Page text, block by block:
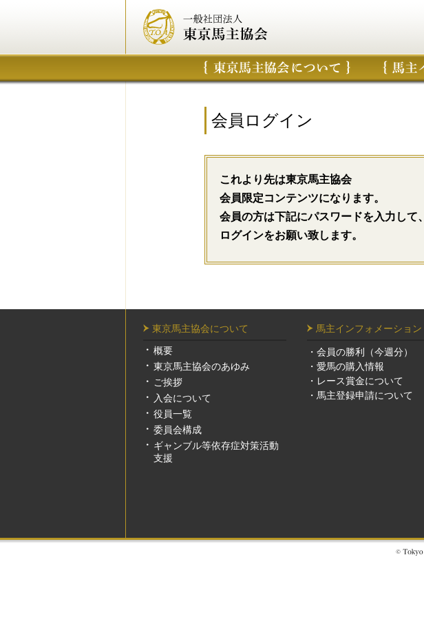
会員ログイン
これより先は東京馬主協会
会員限定コンテンツになります。
会員の方は下記にパスワードを入力して、
ログインをお願い致します。
東京馬主協会について
概要
東京馬主協会のあゆみ
ご挨拶
入会について
役員一覧
委員会構成
ギャンブル等依存症対策活動
支援
馬主インフォメーション
・ 会員の勝利（今週分）
・ 愛馬の購入情報
・ レース賞金について
・ 馬主登録申請について